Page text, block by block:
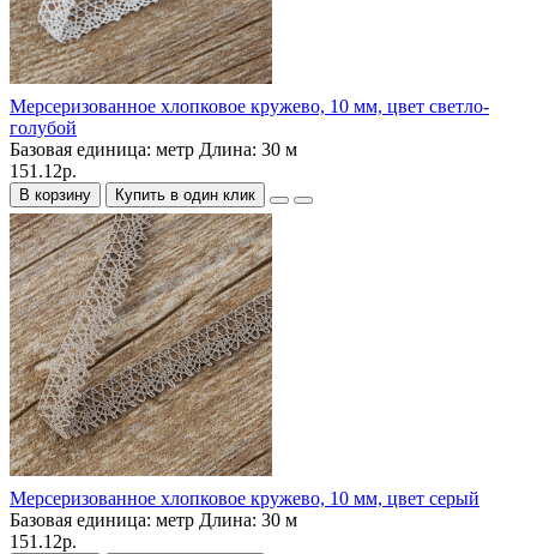
Мерсеризованное хлопковое кружево, 10 мм, цвет светло-
голубой
Базовая единица: метр Длина: 30 м
151.12р.
В корзину Купить в один клик
Мерсеризованное хлопковое кружево, 10 мм, цвет серый
Базовая единица: метр Длина: 30 м
151.12р.